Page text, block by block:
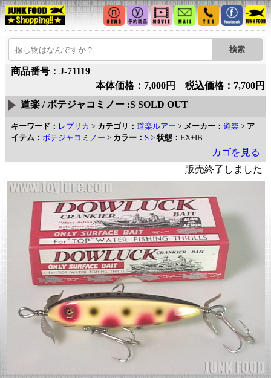
商品番号：J-71119
本体価格：7,000円 税込価格：7,700円
道楽 / ボテジャコミノー :S SOLD OUT
キーワード： レプリカ > カテゴリ： 道楽ルアー > メーカー： 道楽 > ア
イテム： ボテジャコミノー > カラー： S >状態： EX+IB
カゴを見る
販売終了しました